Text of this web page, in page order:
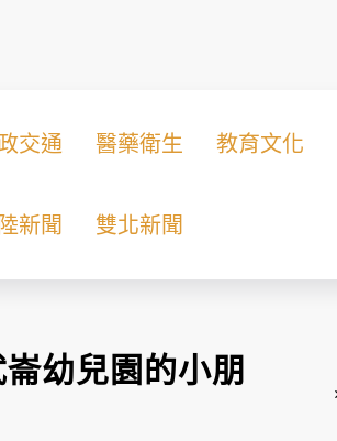
交通 醫藥衛生 教育文化
新聞 雙北新聞
幼兒園的小朋